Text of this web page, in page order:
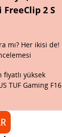
2 S
mı? Her ikisi de!
yüksek
TUF Gaming F16